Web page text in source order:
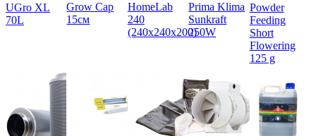
UGro XL
70L
Grow Cap
15см
HomeLab
240
(240x240x200)
Prima Klima
Sunkraft
250W
Powder
Feeding
Short
Flowering
125 g